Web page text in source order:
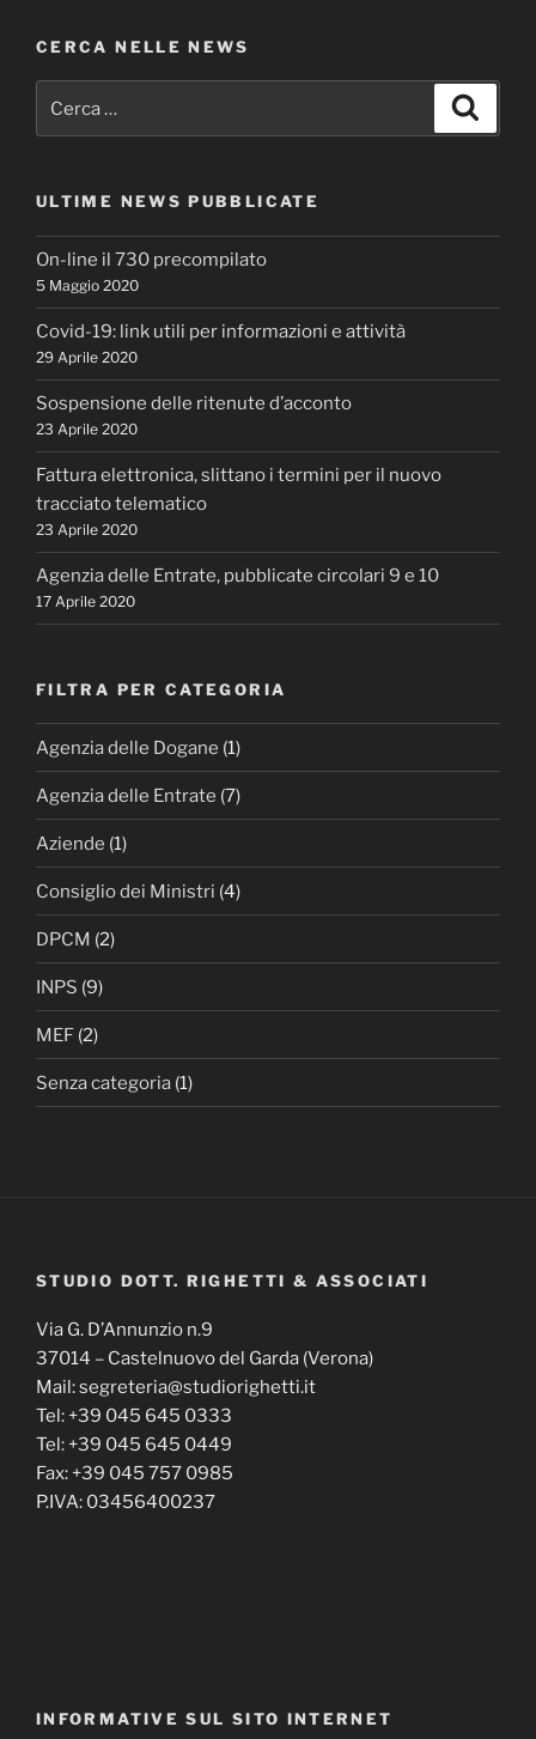
CERCA NELLE NEWS
ULTIME NEWS PUBBLICATE
On-line il 730 precompilato
5 Maggio 2020
Covid-19: link utili per informazioni e attività
29 Aprile 2020
Sospensione delle ritenute d’acconto
23 Aprile 2020
Fattura elettronica, slittano i termini per il nuovo
tracciato telematico
23 Aprile 2020
Agenzia delle Entrate, pubblicate circolari 9 e 10
17 Aprile 2020
FILTRA PER CATEGORIA
Agenzia delle Dogane (1)
Agenzia delle Entrate (7)
Aziende (1)
Consiglio dei Ministri (4)
DPCM (2)
INPS (9)
MEF (2)
Senza categoria (1)
STUDIO DOTT. RIGHETTI & ASSOCIATI
Via G. D’Annunzio n.9
37014 – Castelnuovo del Garda (Verona)
Mail: segreteria@studiorighetti.it
Tel: +39 045 645 0333
Tel: +39 045 645 0449
Fax: +39 045 757 0985
P.IVA: 03456400237
INFORMATIVE SUL SITO INTERNET